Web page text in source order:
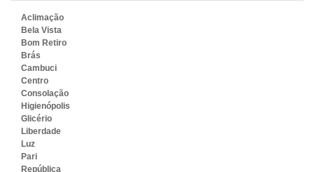
Aclimação
Bela Vista
Bom Retiro
Brás
Cambuci
Centro
Consolação
Higienópolis
Glicério
Liberdade
Luz
Pari
República